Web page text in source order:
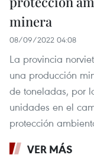
minera
08/09/2022 04:08
La provincia
una producción
de toneladas, por
unidades en el
protección
VER MÁS